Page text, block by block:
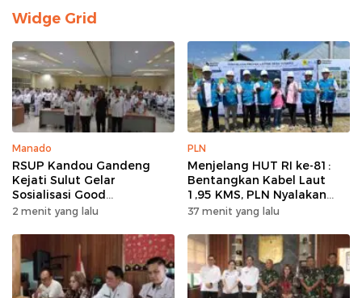
Widge Grid
Manado
RSUP Kandou Gandeng
Kejati Sulut Gelar
Sosialisasi Good
Governance Digital,
Kepatuhan Hukum
2 menit yang lalu
PLN
Menjelang HUT RI ke-81:
Bentangkan Kabel Laut
1,95 KMS, PLN Nyalakan
Listrik Perdana di Pulau
Persen Rasio Desa
Berlistrik Provinsi
Gorontalo
37 menit yang lalu